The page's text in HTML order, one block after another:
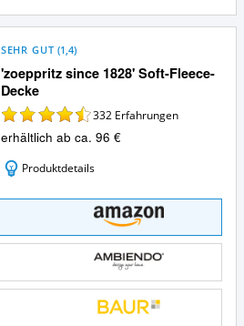
'zoeppritz since 1828' Soft-Fleece-
Decke
SEHR GUT (1,4)
332 Erfahrungen
erhältlich ab ca. 96 €
Produktdetails